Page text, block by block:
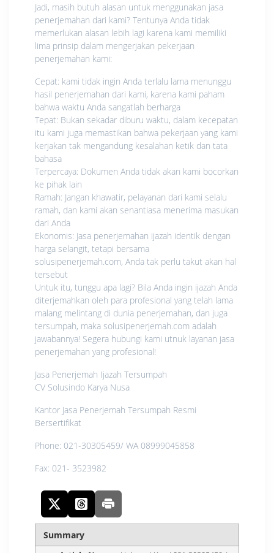
Jadi, masih butuh alasan untuk menggunakan jasa
penerjemahan dari kami? Tentunya Anda tidak
memerlukan alasan lebih lagi karena kami memiliki
lima prinsip dalam mengerjakan pekerjaan
penerjemahan kami:
Cepat: kami tidak ingin Anda terlalu lama menunggu
hasil penerjemahan dari kami, karena kami paham
bahwa waktu Anda sangatlah berharga
Tepat: Bukan sekadar diburu waktu, dalam kecepatan
itu kami juga memastikan bahwa pekerjaan yang kami
kerjakan tak mengandung kesalahan ketik dan tata
bahasa
Terpercaya: Dokumen Anda tidak akan kami bocorkan
ke pihak lain
Ramah: Jangan khawatir, pelayanan dari kami selalu
ramah, dan kami akan senantiasa menerima masukan
dari Anda
Ekonomis: Jasa penerjemahan ijazah identik dengan
harga selangit, tetapi bersama
solusipenerjemah.com, Anda tak perlu takut akan hal
tersebut
Untuk itu, tunggu apa lagi? Bila Anda ingin ijazah Anda
diterjemahkan oleh para profesional yang telah lama
malang melintang di dunia penerjemahan, dan juga
tersumpah, maka solusipenerjemah.com adalah
jawabannya! Segera hubungi kami utnuk layanan jasa
penerjemahan yang profesional!
Jasa Penerjemah Ijazah Tersumpah
CV Solusindo Karya Nusa
Kantor Jasa Penerjemah Tersumpah Resmi
Bersertifikat
Phone: 021-30305459/ WA 08999045858
Fax: 021- 3523982
Summary